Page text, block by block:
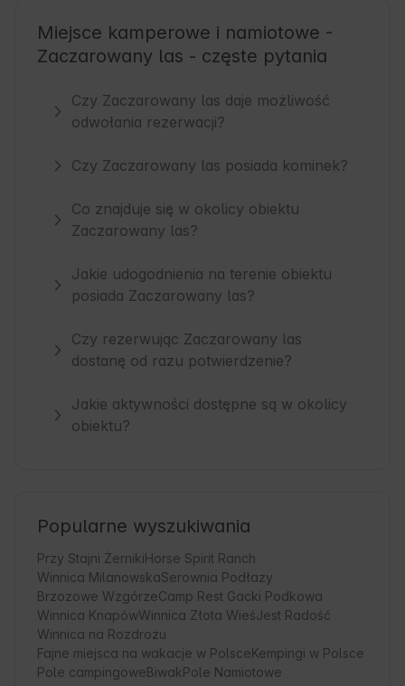
Miejsce kamperowe i namiotowe -
Zaczarowany las - częste pytania
Czy Zaczarowany las daje możliwość
odwołania rezerwacji?
Czy Zaczarowany las posiada kominek?
Co znajduje się w okolicy obiektu
Zaczarowany las?
Jakie udogodnienia na terenie obiektu
posiada Zaczarowany las?
Czy rezerwując Zaczarowany las
dostanę od razu potwierdzenie?
Jakie aktywności dostępne są w okolicy
obiektu?
Popularne wyszukiwania
Przy Stajni ŻernikiHorse Spirit Ranch
Winnica MilanowskaSerownia Podłazy
Brzozowe WzgórzeCamp Rest Gacki Podkowa
Winnica KnapówWinnica Złota WieśJest Radość
Winnica na Rozdrożu
Fajne miejsca na wakacje w PolsceKempingi w Polsce
Pole campingoweBiwakPole Namiotowe